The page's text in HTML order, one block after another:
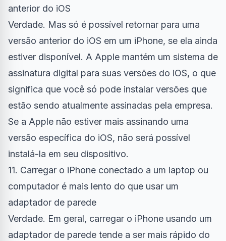
anterior do iOS
Verdade. Mas só é possível retornar para uma
versão anterior do iOS em um iPhone, se ela ainda
estiver disponível. A Apple mantém um sistema de
assinatura digital para suas versões do iOS, o que
significa que você só pode instalar versões que
estão sendo atualmente assinadas pela empresa.
Se a Apple não estiver mais assinando uma
versão específica do iOS, não será possível
instalá-la em seu dispositivo.
11. Carregar o iPhone conectado a um laptop ou
computador é mais lento do que usar um
adaptador de parede
Verdade. Em geral, carregar o iPhone usando um
adaptador de parede tende a ser mais rápido do